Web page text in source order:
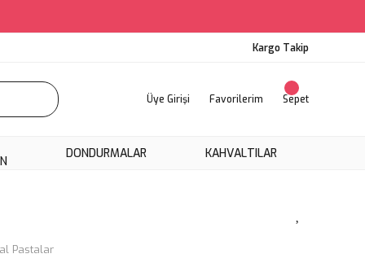
Kargo Takip
Üye Girişi Favorilerim Sepet
DONDURMALAR KAHVALTILAR
Pastalar